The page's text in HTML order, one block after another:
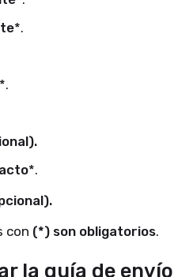
*.
*.
*.
con (*) son obligatorios.
la guía de envío